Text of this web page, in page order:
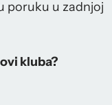
poruku u zadnjoj
kluba?